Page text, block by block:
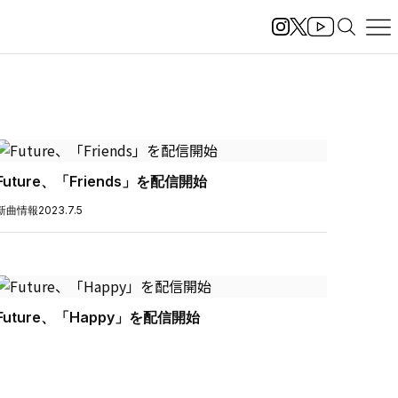
、「Friends」を配信開始
曲情報2023.7.5
、「Happy」を配信開始